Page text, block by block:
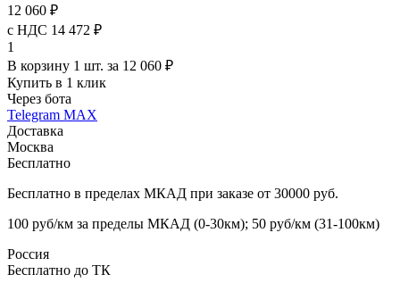
12 060 ₽
с НДС 14 472 ₽
1
В корзину 1 шт. за 12 060 ₽
Купить в 1 клик
Через бота
Telegram MAX
Доставка
Москва
Бесплатно
Бесплатно в пределах МКАД при заказе от 30000 руб.
100 руб/км за пределы МКАД (0-30км); 50 руб/км (31-100км)
Россия
Бесплатно до ТК